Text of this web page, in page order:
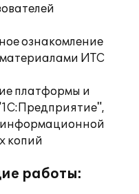
ознакомление
материалами ИТС
платформы и
информационной
копий
работы: